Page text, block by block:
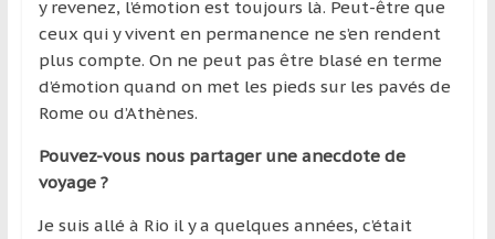
y revenez, l’émotion est toujours là. Peut-être que
ceux qui y vivent en permanence ne s’en rendent
plus compte. On ne peut pas être blasé en terme
d’émotion quand on met les pieds sur les pavés de
Rome ou d’Athènes.
Pouvez-vous nous partager une anecdote de
voyage ?
Je suis allé à Rio il y a quelques années, c’était